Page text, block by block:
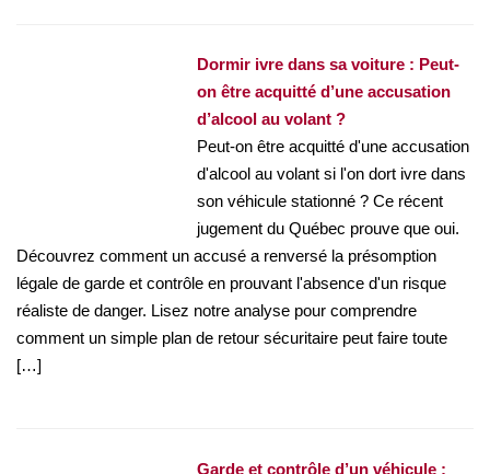
Dormir ivre dans sa voiture : Peut-
on être acquitté d’une accusation
d’alcool au volant ?
Peut-on être acquitté d'une accusation
d'alcool au volant si l'on dort ivre dans
son véhicule stationné ? Ce récent
jugement du Québec prouve que oui.
Découvrez comment un accusé a renversé la présomption
légale de garde et contrôle en prouvant l'absence d'un risque
réaliste de danger. Lisez notre analyse pour comprendre
comment un simple plan de retour sécuritaire peut faire toute
[…]
Garde et contrôle d’un véhicule :